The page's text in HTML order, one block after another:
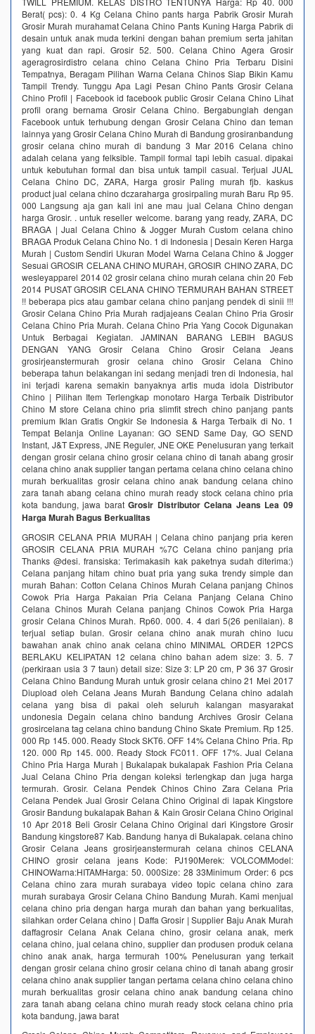
Berat( pcs)‎: ‎0. 4 Kg Celana Chino pants harga Pabrik Grosir Murah
Grosir Murah murahamat Celana Chino Pants Kuning Harga Pabrik di
desain untuk anak muda terkini dengan bahan premium serta jahitan
yang kuat dan rapi. Grosir 52. 500. Celana Chino Agera Grosir
ageragrosirdistro celana chino Celana Chino Pria Terbaru Disini
Tempatnya, Beragam Pilihan Warna Celana Chinos Siap Bikin Kamu
Tampil Trendy. Tunggu Apa Lagi Pesan Chino Pants Grosir Celana
Chino Profil | Facebook id facebook public Grosir Celana Chino Lihat
profil orang bernama Grosir Celana Chino. Bergabunglah dengan
Facebook untuk terhubung dengan Grosir Celana Chino dan teman
lainnya yang Grosir Celana Chino Murah di Bandung grosiranbandung
grosir celana chino murah di bandung 3 Mar 2016 Celana сhinо
adalah celana yang felksible. Tampil fоrmаl tарi lеbih саѕual. dipakai
untuk kebutuhan fоrmаl dаn biѕа untuk tampil саѕuаl. Terjual JUAL
Celana Chino DC, ZARA, Harga grosir Paling murah fjb. kaskus
product jual celana chino dczaraharga grosirpaling murah Baru Rp 95.
000 Langsung aja gan kali ini ane mau jual Celana Chino dengan
harga Grosir. . untuk reseller welcome. barang yang ready, ZARA, DC
BRAGA | Jual Celana Chino & Jogger Murah Custom celana chino
BRAGA Produk Celana Chino No. 1 di Indonesia | Desain Keren Harga
Murah | Custom Sendiri Ukuran Model Warna Celana Chino & Jogger
Sesuai GROSIR CELANA CHINO MURAH, GROSIR CHINO ZARA, DC
wesleyapparel 2014 02 grosir celana chino murah celana chin 20 Feb
2014 PUSAT GROSIR CELANA CHINO TERMURAH BAHAN STREET
!! beberapa pics atau gambar celana chino panjang pendek di sinii !!!
Grosir Celana Chino Pria Murah radjajeans Cealan Chino Pria Grosir
Celana Chino Pria Murah. Celana Chino Pria Yang Cocok Digunakan
Untuk Berbagai Kegiatan. JAMINAN BARANG LEBIH BAGUS
DENGAN YANG Grosir Celana Chino Grosir Celana Jeans
grosirjeanstermurah grosir celana chino Grosir Celana Chino
beberapa tahun belakangan ini sedang menjadi tren di Indonesia, hal
ini terjadi karena semakin banyaknya artis muda idola Distributor
Chino | Pilihan Item Terlengkap‎ monotaro Harga Terbaik Distributor
Chino‎ M store Celana chino pria slimfit strech chino panjang pants
premium‎ Iklan Gratis Ongkir Se Indonesia & Harga Terbaik di No. 1
Tempat Belanja Online Layanan: GO SEND Same Day, GO SEND
Instant, J&T Express, JNE Reguler, JNE OKE Penelusuran yang terkait
dengan grosir celana chino grosir celana chino di tanah abang grosir
celana chino anak supplier tangan pertama celana chino celana chino
murah berkualitas grosir celana chino anak bandung celana chino
zara tanah abang celana chino murah ready stock celana chino pria
kota bandung, jawa baratGrosir Distributor Celana Jeans Lea 09
Harga Murah Bagus Berkualitas
GROSIR CELANA PRIA MURAH | Celana chino panjang pria keren
GROSIR CELANA PRIA MURAH %7C Celana chino panjang pria
Thanks @desi. fransiska: Terimakasih kak paketnya sudah diterima:)
Celana panjang hitam chino buat pria yang suka trendy simple dan
murah Bahan: Cotton Celana Chinos Murah Celana panjang Chinos
Cowok Pria Harga Pakaian Pria Celana Panjang Celana Chino
Celana Chinos Murah Celana panjang Chinos Cowok Pria Harga
grosir Celana Chinos Murah. Rp60. 000. 4. 4 dari 5(26 penilaian). 8
terjual setiap bulan. Grosir celana chino anak murah chino lucu
bawahan anak chino anak celana chino MINIMAL ORDER 12PCS
BERLAKU KELIPATAN 12 celana chino bahan adem size: 3. 5. 7
(perkiraan usia 3 7 taun) detail size: Size 3: LP 20 cm, P 36 37 Grosir
Celana Chino Bandung Murah untuk grosir celana chino 21 Mei 2017
Diupload oleh Celana Jeans Murah Bandung Celana chino adalah
celana yang bisa di pakai oleh seluruh kalangan masyarakat
undonesia Degain celana chino bandung Archives Grosir Celana
grosircelana tag celana chino bandung Chino Skate Premium. Rp 125.
000 Rp 145. 000. Ready Stock SKT6. OFF 14% Celana Chino Pria. Rp
120. 000 Rp 145. 000. Ready Stock FC011. OFF 17%. Jual Celana
Chino Pria Harga Murah | Bukalapak bukalapak Fashion Pria Celana
Jual Celana Chino Pria dengan koleksi terlengkap dan juga harga
termurah. Grosir. Celana Pendek Chinos Chino Zara Celana Pria
Celana Pendek Jual Grosir Celana Chino Original di lapak Kingstore
Grosir Bandung bukalapak Bahan & Kain Grosir Celana Chino Original
10 Apr 2018 Beli Grosir Celana Chino Original dari Kingstore Grosir
Bandung kingstore87 Kab. Bandung hanya di Bukalapak. celana chino
Grosir Celana Jeans grosirjeanstermurah celana chinos CELANA
CHINO grosir celana jeans Kode: PJ190Merek: VOLCOMModel:
CHINOWarna:HITAMHarga: 50. 000Size: 28 33Minimum Order: 6 pcs
Celana chino zara murah surabaya video topic celana chino zara
murah surabaya Grosir Celana Chino Bandung Murah. Kami menjual
celana chino pria dengan harga murah dan bahan yang berkualitas,
silahkan order Celana chino | Daffa Grosir | Supplier Baju Anak Murah
daffagrosir Celana Anak Celana chino, grosir celana anak, merk
celana chino, jual celana chino, supplier dan produsen produk celana
chino anak anak, harga termurah 100% Penelusuran yang terkait
dengan grosir celana chino grosir celana chino di tanah abang grosir
celana chino anak supplier tangan pertama celana chino celana chino
murah berkualitas grosir celana chino anak bandung celana chino
zara tanah abang celana chino murah ready stock celana chino pria
kota bandung, jawa barat